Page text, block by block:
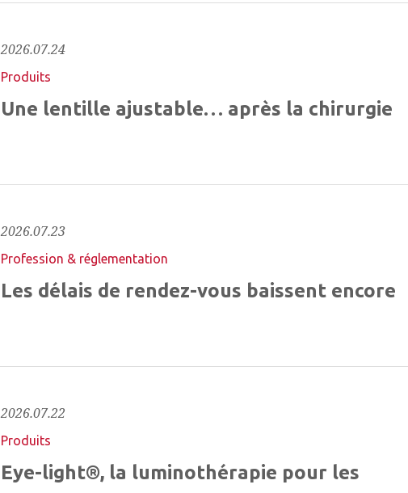
2026.07.24
Produits
Une lentille ajustable… après la chirurgie
2026.07.23
Profession & réglementation
Les délais de rendez-vous baissent encore
2026.07.22
Produits
Eye-light®, la luminothérapie pour les